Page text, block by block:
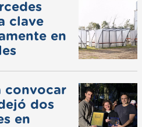
clave
en
convocar
dos
en